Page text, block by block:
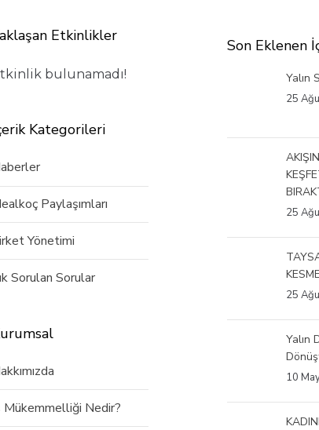
Etkinlikler
bulunamadı!
Kategorileri
Paylaşımları
Yönetimi
Sorulan Sorular
Mükemmelliği Nedir?
Son Eklenen
Yalın
25
25
25
Yalın
10